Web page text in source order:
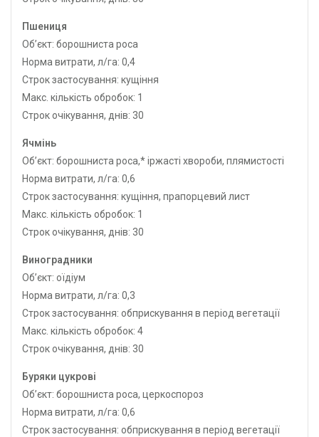
Пшениця
Об’єкт: борошниста роса
Норма витрати, л/га: 0,4
Строк застосування: кущіння
Макс. кількість обробок: 1
Строк очікування, днів: 30
Ячмінь
Об’єкт: борошниста роса,* іржасті хвороби, плямистості
Норма витрати, л/га: 0,6
Строк застосування: кущіння, прапорцевий лист
Макс. кількість обробок: 1
Строк очікування, днів: 30
Виноградники
Об’єкт: оїдіум
Норма витрати, л/га: 0,3
Строк застосування: обприскування в період вегетації
Макс. кількість обробок: 4
Строк очікування, днів: 30
Буряки цукрові
Об’єкт: борошниста роса, церкоспороз
Норма витрати, л/га: 0,6
Строк застосування: обприскування в період вегетації